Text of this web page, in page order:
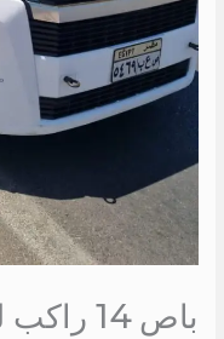
باص 14 راكب للايجار